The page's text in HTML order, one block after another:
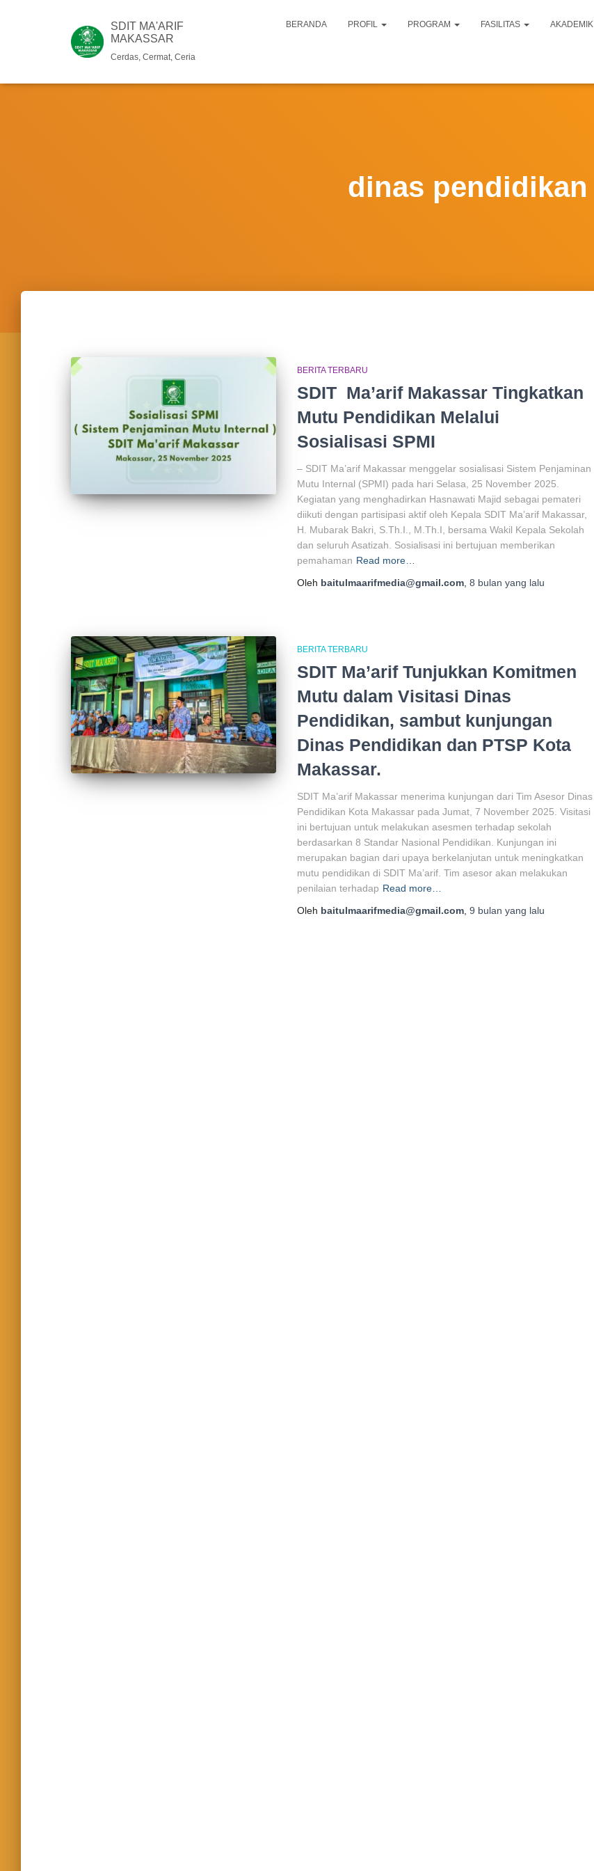
SDIT MA'ARIF
MAKASSAR
Cerdas, Cermat, Ceria
BERANDA PROFIL PROGRAM FASILITAS AKADEMIK
dinas pendidikan
BERITA TERBARU
SDIT Ma’arif Makassar Tingkatkan
Mutu Pendidikan Melalui
Sosialisasi SPMI
– SDIT Ma’arif Makassar menggelar sosialisasi Sistem Penjaminan
Mutu Internal (SPMI) pada hari Selasa, 25 November 2025.
Kegiatan yang menghadirkan Hasnawati Majid sebagai pemateri
diikuti dengan partisipasi aktif oleh Kepala SDIT Ma’arif Makassar,
H. Mubarak Bakri, S.Th.I., M.Th.I, bersama Wakil Kepala Sekolah
dan seluruh Asatizah. Sosialisasi ini bertujuan memberikan
pemahaman Read more…
Oleh baitulmaarifmedia@gmail.com 8 bulan yang lalu
BERITA TERBARU
SDIT Ma’arif Tunjukkan Komitmen
Mutu dalam Visitasi Dinas
Pendidikan, sambut kunjungan
Dinas Pendidikan dan PTSP Kota
Makassar.
SDIT Ma’arif Makassar menerima kunjungan dari Tim Asesor Dinas
Pendidikan Kota Makassar pada Jumat, 7 November 2025. Visitasi
ini bertujuan untuk melakukan asesmen terhadap sekolah
berdasarkan 8 Standar Nasional Pendidikan. Kunjungan ini
merupakan bagian dari upaya berkelanjutan untuk meningkatkan
mutu pendidikan di SDIT Ma’arif. Tim asesor akan melakukan
penilaian terhadap Read more…
Oleh baitulmaarifmedia@gmail.com 9 bulan yang lalu